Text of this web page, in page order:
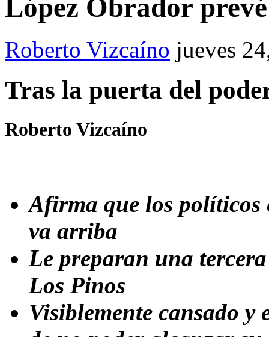
López Obrador
Roberto Vizcaíno jueves
Tras la puerta del
Roberto Vizcaíno
Afirma que los políticos
va arriba
Le preparan una
Los Pinos
Visiblemente cansado